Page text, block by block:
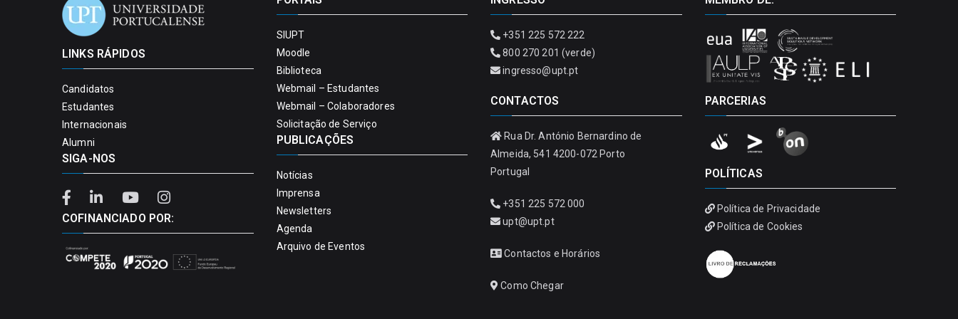
LINKS RÁPIDOS
Candidatos
Estudantes
Internacionais
Alumni
SIGA-NOS
COFINANCIADO POR:
SIUPT
Moodle
Biblioteca
Webmail – Estudantes
Webmail – Colaboradores
Solicitação de Serviço
PUBLICAÇÕES
Notícias
Imprensa
Newsletters
Agenda
Arquivo de Eventos
+351 225 572 222
800 270 201 (verde)
ingresso@upt.pt
CONTACTOS
Rua Dr. António Bernardino de
Almeida, 541 4200-072 Porto
Portugal
+351 225 572 000
upt@upt.pt
Contactos e Horários
Como Chegar
PARCERIAS
POLÍTICAS
Política de Privacidade
Política de Cookies